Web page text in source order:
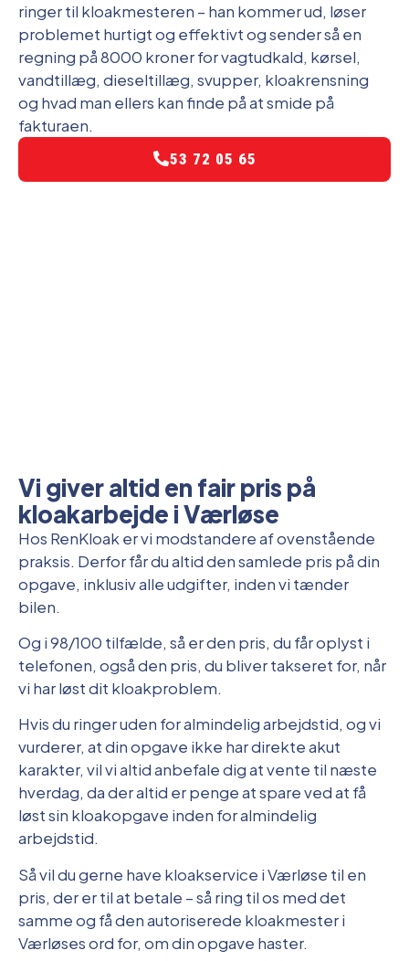
ringer til kloakmesteren – han kommer ud, løser
problemet hurtigt og effektivt og sender så en
regning på 8000 kroner for vagtudkald, kørsel,
vandtillæg, dieseltillæg, svupper, kloakrensning
og hvad man ellers kan finde på at smide på
fakturaen.
53 72 05 65
Vi giver altid en fair pris på
kloakarbejde i Værløse
Hos RenKloak er vi modstandere af ovenstående
praksis. Derfor får du altid den samlede pris på din
opgave, inklusiv alle udgifter, inden vi tænder
bilen.
Og i 98/100 tilfælde, så er den pris, du får oplyst i
telefonen, også den pris, du bliver takseret for, når
vi har løst dit kloakproblem.
Hvis du ringer uden for almindelig arbejdstid, og vi
vurderer, at din opgave ikke har direkte akut
karakter, vil vi altid anbefale dig at vente til næste
hverdag, da der altid er penge at spare ved at få
løst sin kloakopgave inden for almindelig
arbejdstid.
Så vil du gerne have kloakservice i Værløse til en
pris, der er til at betale – så ring til os med det
samme og få den autoriserede kloakmester i
Værløses ord for, om din opgave haster.